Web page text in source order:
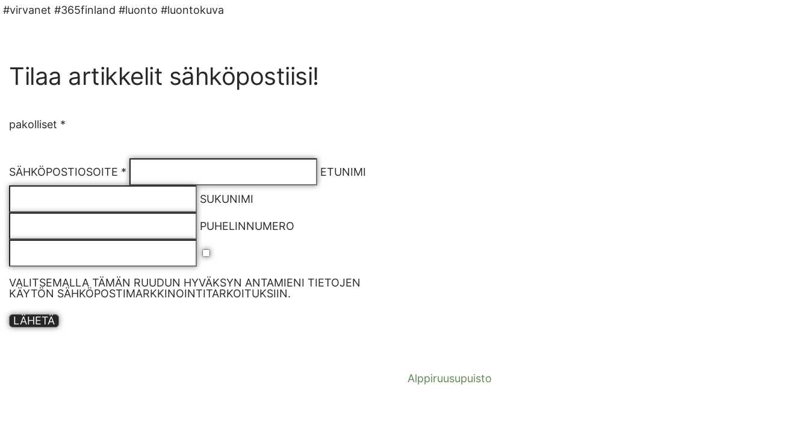
#virvanet #365finland #luonto #luontokuva
Tilaa artikkelit sähköpostiisi!
pakolliset *
SÄHKÖPOSTIOSOITE * ETUNIMI
SUKUNIMI
PUHELINNUMERO
VALITSEMALLA TÄMÄN RUUDUN HYVÄKSYN ANTAMIENI TIETOJEN
KÄYTÖN SÄHKÖPOSTIMARKKINOINTITARKOITUKSIIN.
LÄHETÄ
Alppiruusupuisto